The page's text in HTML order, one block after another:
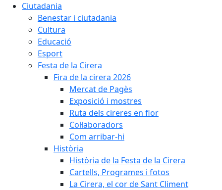
Ciutadania
Benestar i ciutadania
Cultura
Educació
Esport
Festa de la Cirera
Fira de la cirera 2026
Mercat de Pagès
Exposició i mostres
Ruta dels cireres en flor
Col·laboradors
Com arribar-hi
Història
Història de la Festa de la Cirera
Cartells, Programes i fotos
La Cirera, el cor de Sant Climent